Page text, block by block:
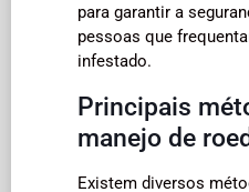
para garantir a
pessoas que
infestado.
Principais
manejo de
Existem diversos